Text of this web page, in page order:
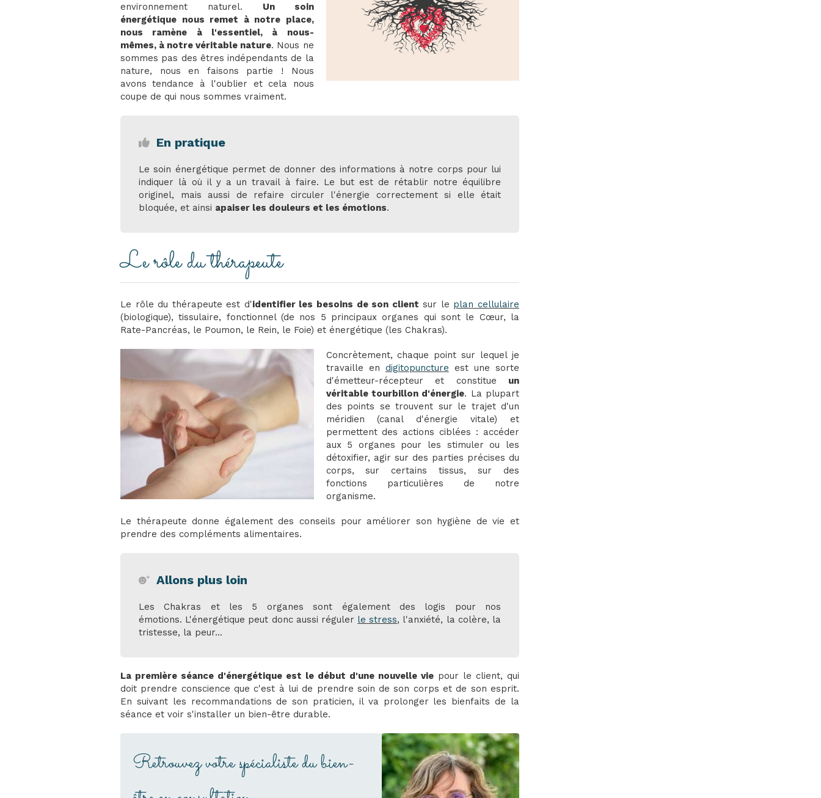
environnement naturel. Un soin
énergétique nous remet à notre place,
nous ramène à l'essentiel, à nous-
mêmes, à notre véritable nature. Nous ne
sommes pas des êtres indépendants de la
nature, nous en faisons partie ! Nous
avons tendance à l'oublier et cela nous
coupe de qui nous sommes vraiment.
En pratique
Le soin énergétique permet de donner des informations à notre corps pour lui
indiquer là où il y a un travail à faire. Le but est de rétablir notre équilibre
originel, mais aussi de refaire circuler l'énergie correctement si elle était
bloquée, et ainsi apaiser les douleurs et les émotions.
Le rôle du thérapeute
Le rôle du thérapeute est d'identifier les besoins de son client sur le plan cellulaire
(biologique), tissulaire, fonctionnel (de nos 5 principaux organes qui sont le Cœur, la
Rate-Pancréas, le Poumon, le Rein, le Foie) et énergétique (les Chakras).
Concrètement, chaque point sur lequel je
travaille en digitopuncture est une sorte
d'émetteur-récepteur et constitue un
véritable tourbillon d'énergie. La plupart
des points se trouvent sur le trajet d'un
méridien (canal d'énergie vitale) et
permettent des actions ciblées : accéder
aux 5 organes pour les stimuler ou les
détoxifier, agir sur des parties précises du
corps, sur certains tissus, sur des
fonctions particulières de notre
organisme.
Le thérapeute donne également des conseils pour améliorer son hygiène de vie et
prendre des compléments alimentaires.
Allons plus loin
Les Chakras et les 5 organes sont également des logis pour nos
émotions. L'énergétique peut donc aussi réguler le stress, l'anxiété, la colère, la
tristesse, la peur...
La première séance d'énergétique est le début d'une nouvelle vie pour le client, qui
doit prendre conscience que c'est à lui de prendre soin de son corps et de son esprit.
En suivant les recommandations de son praticien, il va prolonger les bienfaits de la
séance et voir s'installer un bien-être durable.
Retrouvez votre spécialiste du bien-